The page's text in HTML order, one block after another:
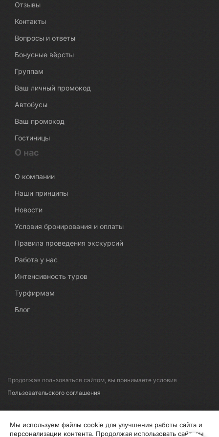
Отзывы
Контакты
Вопросы и ответы
Бонусные вёрсты
Группам
Ваш личный промокод
Автобусы
Ваш промокод
Гостиницы
О нас
О компании
Наши принципы
Новости
Условия бронирования и оплаты
Правила проведения экскурсий
Работа у нас
Интенсивность туров
Турфирмам
Блог
Продолжая пользоваться сайтом, вы принимаете условия
Пользовательского соглашения
© 2008-2026 Первые линии
Мы используем файлы cookie для улучшения работы сайта и
персонализации контента. Продолжая использовать сайт, вы